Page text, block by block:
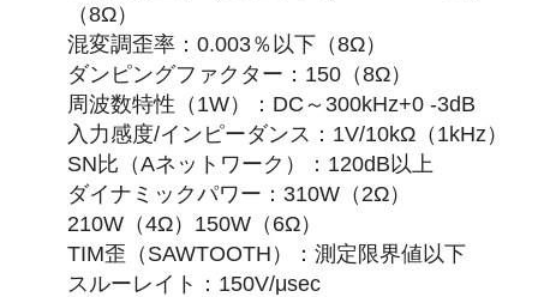
（8Ω）
混変調歪率：0.003％以下（8Ω）
ダンピングファクター：150（8Ω）
周波数特性（1W）：DC～300kHz+0 -3dB
入力感度/インピーダンス：1V/10kΩ（1kHz）
SN比（Aネットワーク）：120dB以上
ダイナミックパワー：310W（2Ω）
210W（4Ω）150W（6Ω）
TIM歪（SAWTOOTH）：測定限界値以下
スルーレイト：150V/μsec